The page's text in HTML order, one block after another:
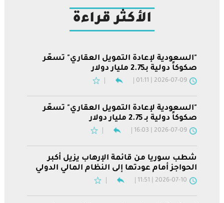
الأكثر قراءة
"السعودية لإعادة التمويل العقاري" تسعّر
صكوكاً دولية بـ2.75 مليار دولار
2026-07-09 | 01:11
"السعودية لإعادة التمويل العقاري" تسعّر
صكوكاً دولية بـ 2.75 مليار دولار
2026-07-09 | 16:03
شطب سوريا من قائمة الإرهاب يزيل أكبر
الحواجز أمام عودتها إلى النظام المالي الدولي
2026-07-10 | 11:51